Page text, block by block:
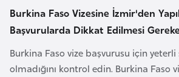
Burkina Faso Vizesine İzmir'den
Başvurularda Dikkat Edilmesi
Burkina Faso vize başvurusu için
olmadığını kontrol edin. Burkina Faso
n
a